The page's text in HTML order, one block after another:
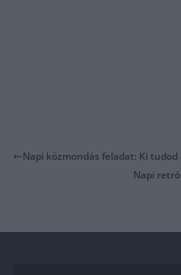
Napi közmondás feladat: Ki tudod
Napi